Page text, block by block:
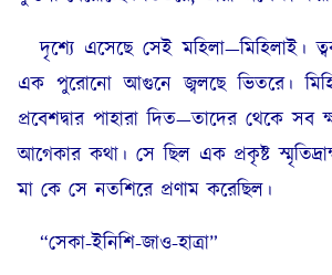
দৃশ্যে এসেছে সেই মহিলা—মিহিলাই।
এক পুরোনো আগুনে জ্বলছে ভিতরে।
প্রবেশদ্বার পাহারা দিত—তাদের থেকে সব
আগেকার কথা। সে ছিল এক প্রকৃষ্ট
মা কে সে নতশিরে প্রণাম করেছিল।
“সেকা-ইনিশি-জাও-হাত্রা”